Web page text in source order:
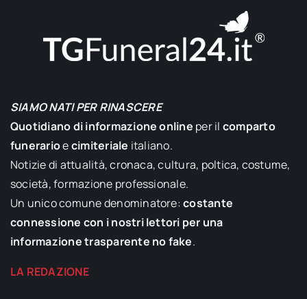
SIAMO NATI PER RINASCERE
Quotidiano di informazione online per il comparto
funerarioecimiteriale italiano.
Notizie di attualità, cronaca, cultura, poltica, costume,
società, formazione professionale.
Un unico comune denominatore:costante
connessione con i nostri lettori per una
informazione trasparente no fake.
LA REDAZIONE